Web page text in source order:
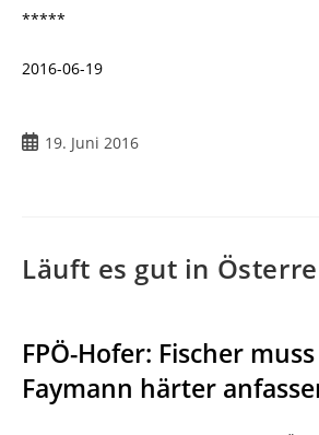
*****
2016-06-19
19. Juni 2016
Läuft es gut in
FPÖ-Hofer: Fischer
Faymann härter